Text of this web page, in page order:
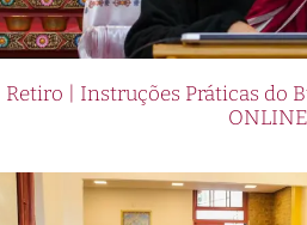
Retiro | Instruções Práticas do
ONLINE